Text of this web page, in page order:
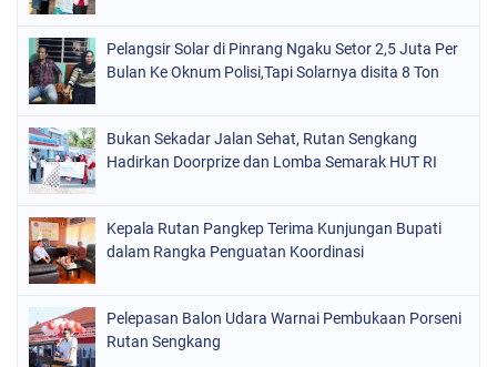
Pelangsir Solar di Pinrang Ngaku Setor 2,5 Juta Per
Bulan Ke Oknum Polisi,Tapi Solarnya disita 8 Ton
Bukan Sekadar Jalan Sehat, Rutan Sengkang
Hadirkan Doorprize dan Lomba Semarak HUT RI
Kepala Rutan Pangkep Terima Kunjungan Bupati
dalam Rangka Penguatan Koordinasi
Pelepasan Balon Udara Warnai Pembukaan Porseni
Rutan Sengkang